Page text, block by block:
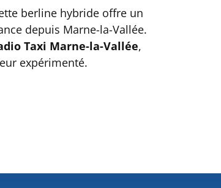
berline hybride offre un
depuis Marne-la-Vallée.
Taxi Marne-la-Vallée,
expérimenté.